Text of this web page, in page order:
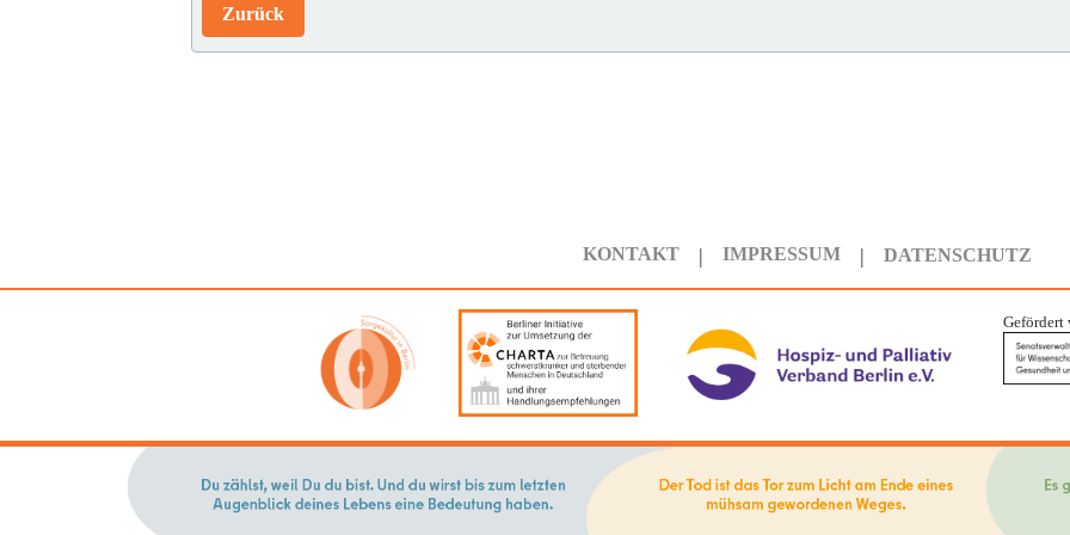
Zurück
KONTAKT IMPRESSUM DATENSCHUTZ
Gefördert